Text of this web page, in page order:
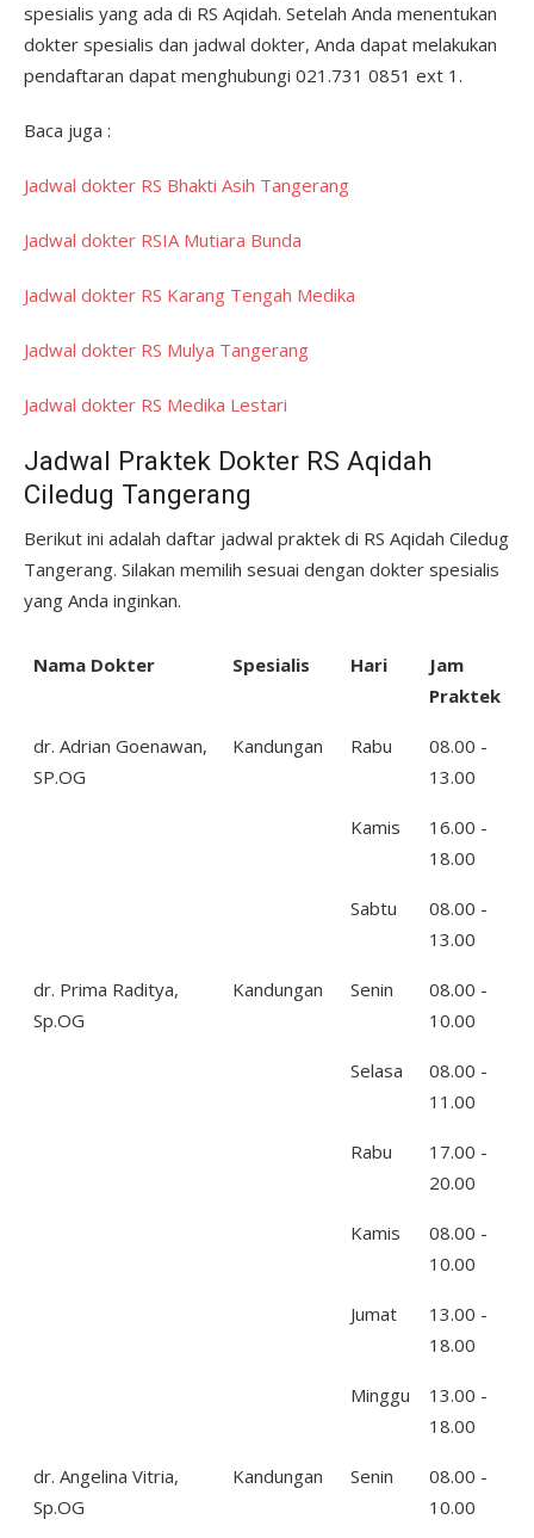
spesialis yang ada di RS Aqidah. Setelah Anda menentukan
dokter spesialis dan jadwal dokter, Anda dapat melakukan
pendaftaran dapat menghubungi 021.731 0851 ext 1.
Baca juga :
Jadwal dokter RS Bhakti Asih Tangerang
Jadwal dokter RSIA Mutiara Bunda
Jadwal dokter RS Karang Tengah Medika
Jadwal dokter RS Mulya Tangerang
Jadwal dokter RS Medika Lestari
Jadwal Praktek Dokter RS Aqidah
Ciledug Tangerang
Berikut ini adalah daftar jadwal praktek di RS Aqidah Ciledug
Tangerang. Silakan memilih sesuai dengan dokter spesialis
yang Anda inginkan.
Nama Dokter Spesialis Hari
Jam
Praktek
dr. Adrian Goenawan,
SP.OG
Kandungan Rabu
08.00 -
13.00
Kamis
16.00 -
18.00
Sabtu
08.00 -
13.00
dr. Prima Raditya,
Sp.OG
Kandungan Senin
08.00 -
10.00
Selasa
08.00 -
11.00
Rabu
17.00 -
20.00
Kamis
08.00 -
10.00
Jumat
13.00 -
18.00
Minggu
13.00 -
18.00
dr. Angelina Vitria,
Sp.OG
Kandungan Senin
08.00 -
10.00